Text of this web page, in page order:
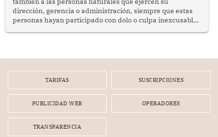
dirección, gerencia o administración, siempre que estas
personas hayan participado con dolo o culpa inexcusable
por la frustrada realización de un meet and greet con
TARIFAS SUSCRIPCIONES
PUBLICIDAD WEB OPERADORES
TRANSPARENCIA